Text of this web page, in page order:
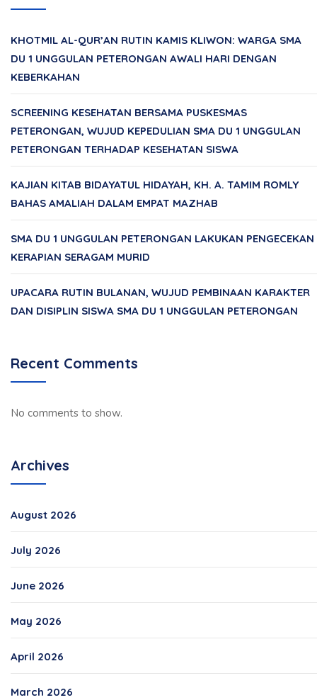
KHOTMIL AL-QUR’AN RUTIN KAMIS KLIWON: WARGA SMA
DU 1 UNGGULAN PETERONGAN AWALI HARI DENGAN
KEBERKAHAN
SCREENING KESEHATAN BERSAMA PUSKESMAS
PETERONGAN, WUJUD KEPEDULIAN SMA DU 1 UNGGULAN
PETERONGAN TERHADAP KESEHATAN SISWA
KAJIAN KITAB BIDAYATUL HIDAYAH, KH. A. TAMIM ROMLY
BAHAS AMALIAH DALAM EMPAT MAZHAB
SMA DU 1 UNGGULAN PETERONGAN LAKUKAN PENGECEKAN
KERAPIAN SERAGAM MURID
UPACARA RUTIN BULANAN, WUJUD PEMBINAAN KARAKTER
DAN DISIPLIN SISWA SMA DU 1 UNGGULAN PETERONGAN
Recent Comments
No comments to show.
Archives
August 2026
July 2026
June 2026
May 2026
April 2026
March 2026